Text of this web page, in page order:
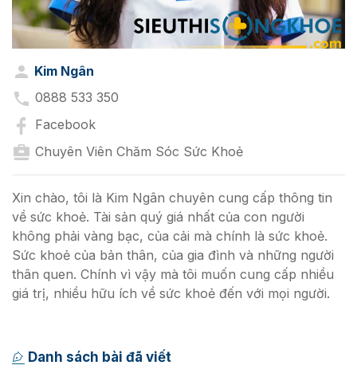
Kim Ngân
0888 533 350
Facebook
Chuyên Viên Chăm Sóc Sức Khoẻ
Xin chào, tôi là Kim Ngân chuyên cung cấp thông tin
về sức khoẻ. Tài sản quý giá nhất của con người
không phải vàng bạc, của cải mà chính là sức khoẻ.
Sức khoẻ của bản thân, của gia đình và những người
thân quen. Chính vì vậy mà tôi muốn cung cấp nhiều
giá trị, nhiều hữu ích về sức khoẻ đến với mọi người.
Danh sách bài đã viết